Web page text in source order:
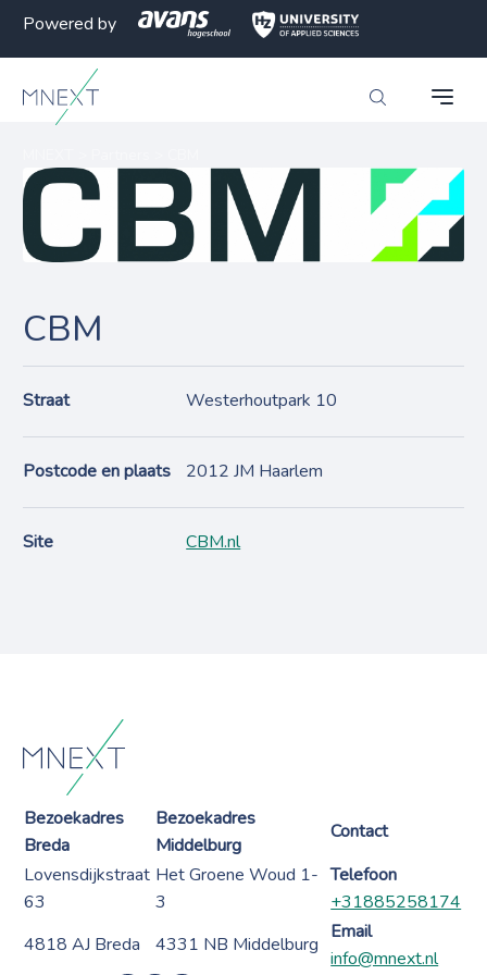
Powered by
CBM
Straat Westerhoutpark 10
Postcode en plaats 2012 JM Haarlem
Site CBM.nl
Bezoekadres
Breda
Bezoekadres
Middelburg
Contact
Lovensdijkstraat
63
Het Groene Woud 1-
3
Telefoon
+31885258174
4818 AJ Breda
4331 NB Middelburg
Email
info@mnext.nl